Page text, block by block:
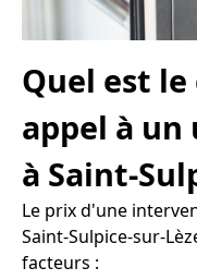
Quel est
appel à
à Saint-
Le prix d'une
Saint-Sulpice-sur-
facteurs :